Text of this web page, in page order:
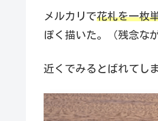
メルカリで花札を一枚
ぽく描いた。（残念な
近くでみるとばれてし